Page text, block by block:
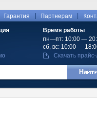
Гарантия Партнерам
Время работы
пн—пт: 10:00 —
сб, вс: 10:00 —
Скачать